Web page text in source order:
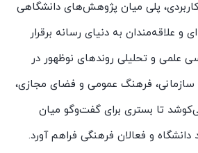
پلی میان پژوهش‌های دانشگاهی
و علاقه‌مندان به دنیای رسانه برقرار
علمی و تحلیلی روندهای نوظهور در
سازمانی، فرهنگ عمومی و فضای مجازی،
تا بستری برای گفت‌وگو میان
دانشگاه و فعالان فرهنگی فراهم آورد.